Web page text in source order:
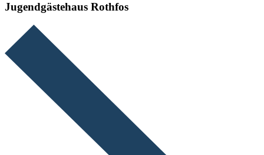
Jugendgästehaus Rothfos